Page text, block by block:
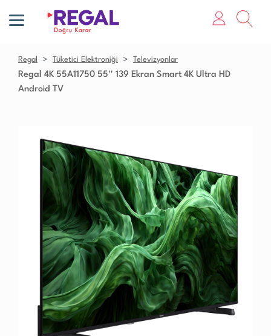
Regal Tüketici Elektroniği Televizyonlar
Regal 4K 55A11750 55'' 139 Ekran Smart 4K Ultra HD
Android TV